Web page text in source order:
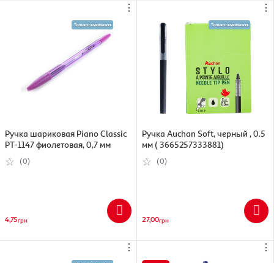
⋮
Ручка шариковая Piano Classic
PT-1147 фиолетовая, 0,7 мм
(0)
4,75грн
⋮
Ручка Auchan Soft, черный , 0.5
мм ( 3665257333881)
(0)
27,00грн
⋮
⋮